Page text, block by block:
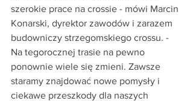
szerokie prace na crossie - mówi Marcin
Konarski, dyrektor zawodów i zarazem
budowniczy strzegomskiego crossu. -
Na tegorocznej trasie na pewno
ponownie wiele się zmieni. Zawsze
staramy znajdować nowe pomysły i
ciekawe przeszkody dla naszych